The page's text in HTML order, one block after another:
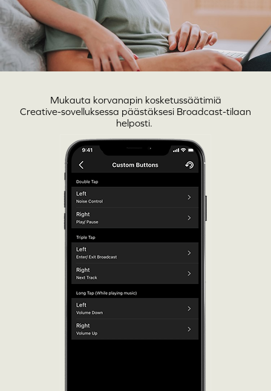
Mukauta korvanapin kosketussäätimiä
Creative-sovelluksessa päästäksesi Broadcast-tilaan
helposti.